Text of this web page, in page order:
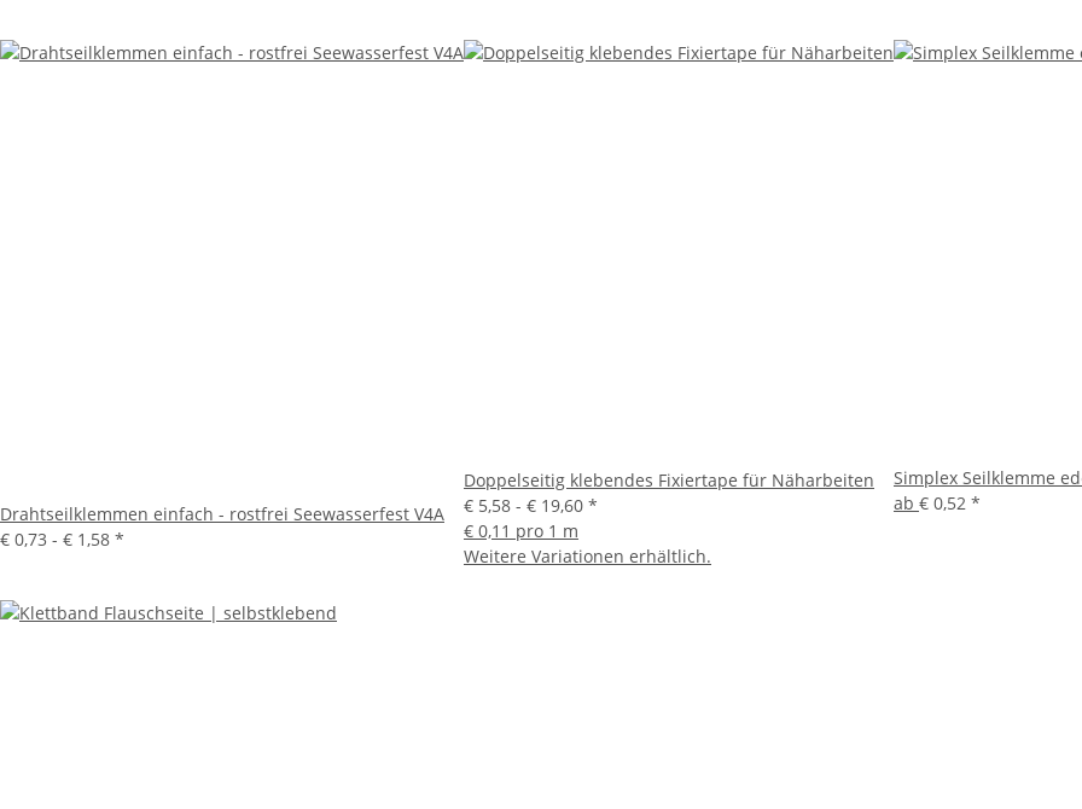
Drahtseilklemmen einfach - rostfrei Seewasserfest V4A
€ 0,73 - € 1,58 *
Doppelseitig klebendes Fixiertape für Näharbeiten
€ 5,58 - € 19,60 *
€ 0,11 pro 1 m
Weitere Variationen erhältlich.
Simplex Seilklemme
ab € 0,52 *